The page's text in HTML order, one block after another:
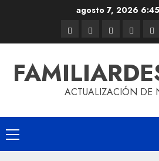
agosto 7, 2026
ACTUALIZACIÓN DE